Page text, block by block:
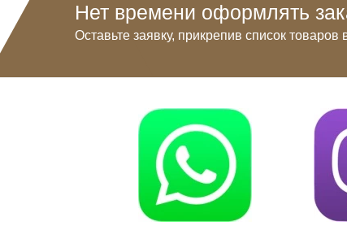
Нет времени оформлять
Оставьте заявку, прикрепив список